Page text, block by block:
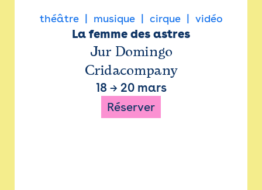
théâtre musique cirque vidéo
La femme des astres
Jur Domingo
Cridacompany
18 → 20 mars
Réserver